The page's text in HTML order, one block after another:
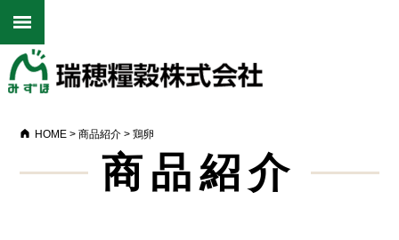
HOME >商品紹介 >鶏卵
商品紹介